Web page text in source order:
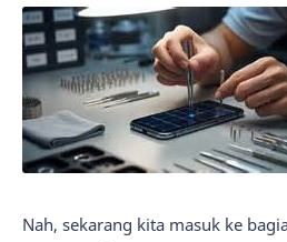
Nah, sekarang kita masuk ke